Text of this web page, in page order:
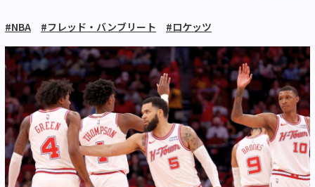
#NBA #フレッド・バンブリート #ロケッツ